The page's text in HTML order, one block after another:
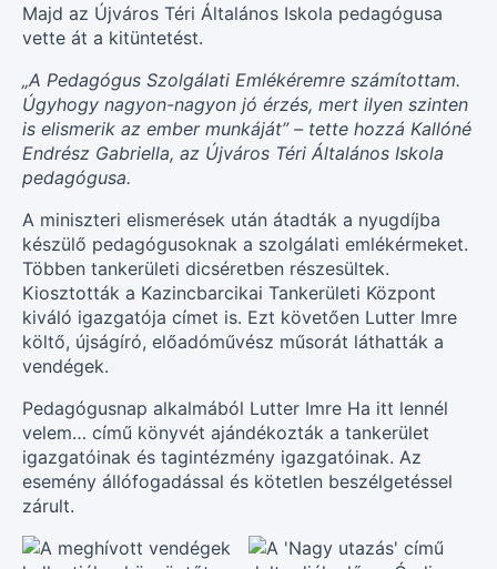
Majd az Újváros Téri Általános Iskola pedagógusa
vette át a kitüntetést.
„A Pedagógus Szolgálati Emlékéremre számítottam.
Úgyhogy nagyon-nagyon jó érzés, mert ilyen szinten
is elismerik az ember munkáját” – tette hozzá Kallóné
Endrész Gabriella, az Újváros Téri Általános Iskola
pedagógusa.
A miniszteri elismerések után átadták a nyugdíjba
készülő pedagógusoknak a szolgálati emlékérmeket.
Többen tankerületi dicséretben részesültek.
Kiosztották a Kazincbarcikai Tankerületi Központ
kiváló igazgatója címet is. Ezt követően Lutter Imre
költő, újságíró, előadóművész műsorát láthatták a
vendégek.
Pedagógusnap alkalmából Lutter Imre Ha itt lennél
velem… című könyvét ajándékozták a tankerület
igazgatóinak és tagintézmény igazgatóinak. Az
esemény állófogadással és kötetlen beszélgetéssel
zárult.